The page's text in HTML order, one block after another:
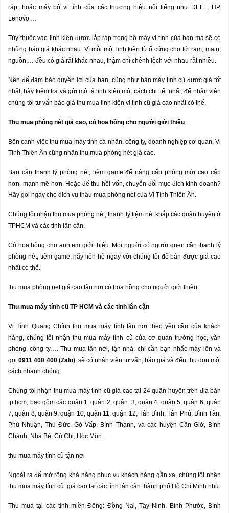
ráp, hoặc máy bộ vi tính của các thương hiệu nổi tiếng như DELL, HP,
Lenovo,…
Tùy thuộc vào linh kiện được lắp ráp trong bộ máy vi tính của bạn mà sẽ có
những báo giá khác nhau. Vì mỗi một linh kiện từ ổ cứng cho tới ram, main,
nguồn,… đều có giá rất khác nhau, thậm chí chênh lệch với nhau rất nhiều.
Nên để đảm bảo quyền lợi của bạn, cũng như bán máy tính cũ được giá tốt
nhất, hãy kiểm tra và gửi mô tả linh kiện một cách chi tiết nhất, để nhân viên
chúng tôi tư vấn báo giá thu mua linh kiện vi tính cũ giá cao nhất có thể.
Thu mua phòng nét giá cao, có hoa hồng cho người giới thiệu
Bên canh việc thu mua máy tính cá nhân, công ty, doanh nghiệp cơ quan, Vi
Tính Thiên Ấn cũng nhận thu mua phòng nét giá cao.
Bạn cần thanh lý phòng nét, tiệm game để nâng cấp phòng mới cao cấp
hơn, mạnh mẽ hơn. Hoặc để thu hồi vốn, chuyển đổi mục đích kinh doanh?
Hãy gọi ngay cho dịch vụ thâu mua phòng nét của Vi Tính Thiên Ấn.
Chúng tôi nhận thu mua phòng nét, thanh lý tiệm nét khắp các quận huyện ở
TPHCM và các tỉnh lân cận.
Có hoa hồng cho anh em giới thiệu. Mọi người có người quen cần thanh lý
phòng nét, tiệm game, hãy liên hệ ngay với chúng tôi để bán được giá cao
nhất có thể.
thu mua phòng net giá cao tận nơi có hoa hồng cho người giới thiệu
Thu mua máy tính cũ TP HCM và các tỉnh lân cận
Vi Tính Quang Chính thu mua máy tính tận nơi theo yêu cầu của khách
hàng, chúng tôi nhận thu mua máy tính cũ của cơ quan trường học, văn
phòng, công ty…. Thu mua tận nơi, tận nhà, chỉ cần bạn nhấc máy lên và
gọi0911 400 400 (Zalo), sẽ có nhân viên tư vấn, báo giá và đến thu dọn một
cách nhanh chóng.
Chúng tôi nhận thu mua máy tính cũ giá cao tại 24 quận huyện trên địa bàn
tp hcm, bao gồm các quận 1, quận 2, quận 3, quận 4, quận 5, quận 6, quận
7, quận 8, quận 9, quận 10, quận 11, quận 12, Tân Bình, Tân Phú, Bình Tân,
Phú Nhuận, Thủ Đức, Gò Vấp, Bình Thạnh, và các huyện Cần Giờ, Bình
Chánh, Nhà Bè, Củ Chi, Hóc Môn.
thu mua máy tính cũ tận nơi
Ngoài ra để mở rộng khả năng phục vụ khách hàng gần xa, chúng tôi nhận
thu mua máy tính cũ giá cao tại các tỉnh lân cận thành phố Hồ Chí Minh như:
Thu mua tại các tỉnh miền Đông: Đồng Nai, Tây Ninh, Bình Phước, Bình